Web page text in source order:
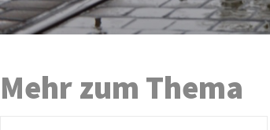
Mehr zum Thema